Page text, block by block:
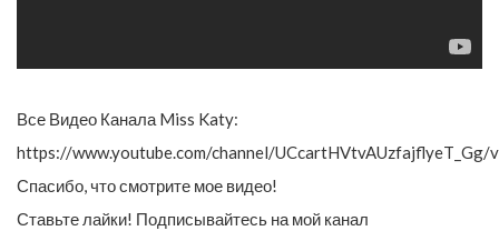
Все Видео Канала Miss Katy:
https://www.youtube.com/channel/UCcartHVtvAUzfajflyeT_Gg/
Спасибо, что смотрите мое видео!
Ставьте лайки! Подписывайтесь на мой канал